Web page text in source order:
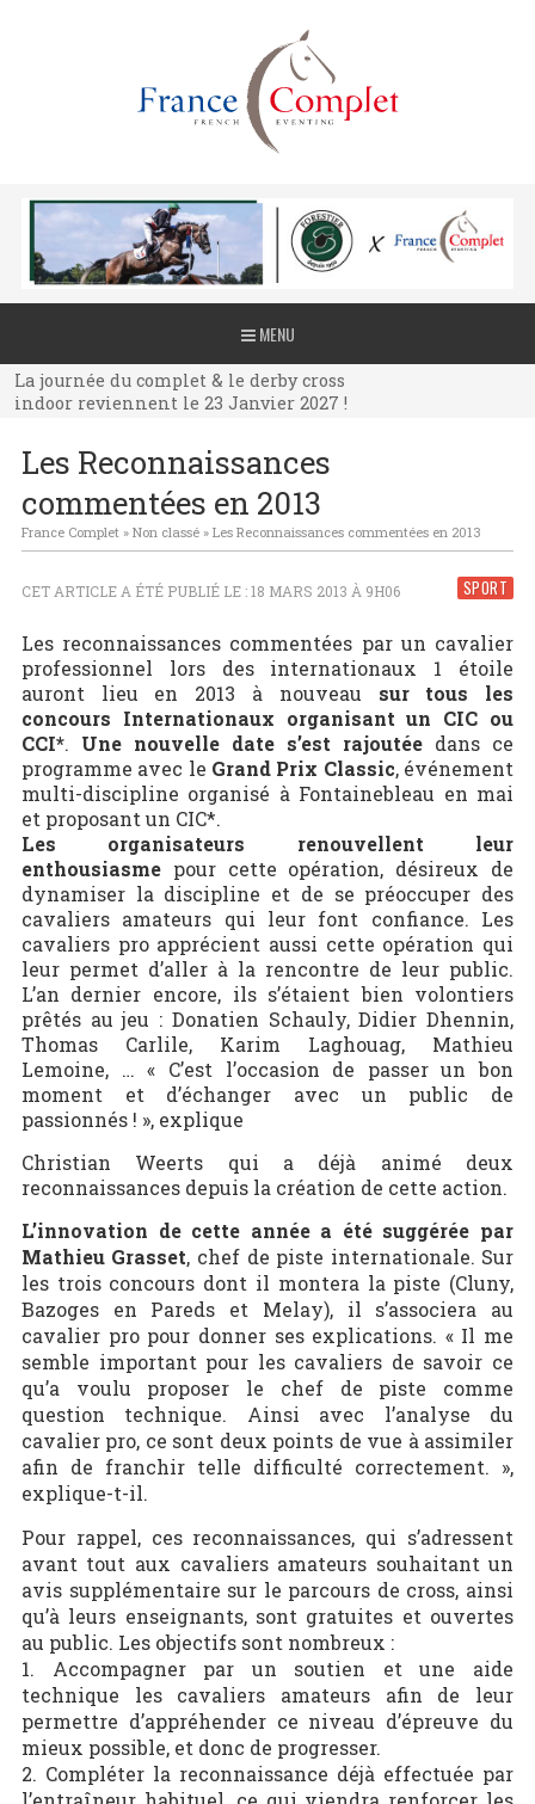
MENU
La journée du complet & le derby cross
indoor reviennent le 23 Janvier 2027 !
La journée du complet & le derby cross
indoor reviennent le 23 Janvier 2027 !
indoor reviennent le 23 Janvier 2027 !
Les Reconnaissances
commentées en 2013
France Complet» Non classé» Les Reconnaissances commentées en 2013
SPORT
CET ARTICLE A ÉTÉ PUBLIÉ LE : 18 MARS 2013 À 9H06
Les reconnaissances commentées par un cavalier
professionnel lors des internationaux 1 étoile
auront lieu en 2013 à nouveau sur tous les
concours Internationaux organisant un CIC ou
CCI*. Une nouvelle date s’est rajoutée dans ce
programme avec le Grand Prix Classic, événement
multi-discipline organisé à Fontainebleau en mai
et proposant un CIC*.
Les organisateurs renouvellent leur
enthousiasmepour cette opération, désireux de
dynamiser la discipline et de se préoccuper des
cavaliers amateurs qui leur font confiance. Les
cavaliers pro apprécient aussi cette opération qui
leur permet d’aller à la rencontre de leur public.
L’an dernier encore, ils s’étaient bien volontiers
prêtés au jeu : Donatien Schauly, Didier Dhennin,
Thomas Carlile, Karim Laghouag, Mathieu
Lemoine, … « C’est l’occasion de passer un bon
moment et d’échanger avec un public de
passionnés ! », explique
Christian Weerts qui a déjà animé deux
reconnaissances depuis la création de cette action.
L’innovation de cette année a été suggérée par
Mathieu Grasset, chef de piste internationale. Sur
les trois concours dont il montera la piste (Cluny,
Bazoges en Pareds et Melay), il s’associera au
cavalier pro pour donner ses explications. « Il me
semble important pour les cavaliers de savoir ce
qu’a voulu proposer le chef de piste comme
question technique. Ainsi avec l’analyse du
cavalier pro, ce sont deux points de vue à assimiler
afin de franchir telle difficulté correctement. »,
explique-t-il.
Pour rappel, ces reconnaissances, qui s’adressent
avant tout aux cavaliers amateurs souhaitant un
avis supplémentaire sur le parcours de cross, ainsi
qu’à leurs enseignants, sont gratuites et ouvertes
au public. Les objectifs sont nombreux :
1. Accompagner par un soutien et une aide
technique les cavaliers amateurs afin de leur
permettre d’appréhender ce niveau d’épreuve du
mieux possible, et donc de progresser.
2. Compléter la reconnaissance déjà effectuée par